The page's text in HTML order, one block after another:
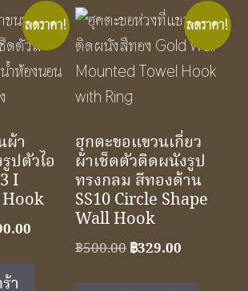
ลดราคา!
ผ้า
ปตัวไอ
I
Current
า
ลดราคา!
ฮุกตะขอแขวนเกี่ยว
ผ้าเช็ดตัวติดผนังรูป
ทรงกลม สีทองด้าน
SS10 Circle Shape
Wall Hook
฿500.00 Original
฿329.00Current